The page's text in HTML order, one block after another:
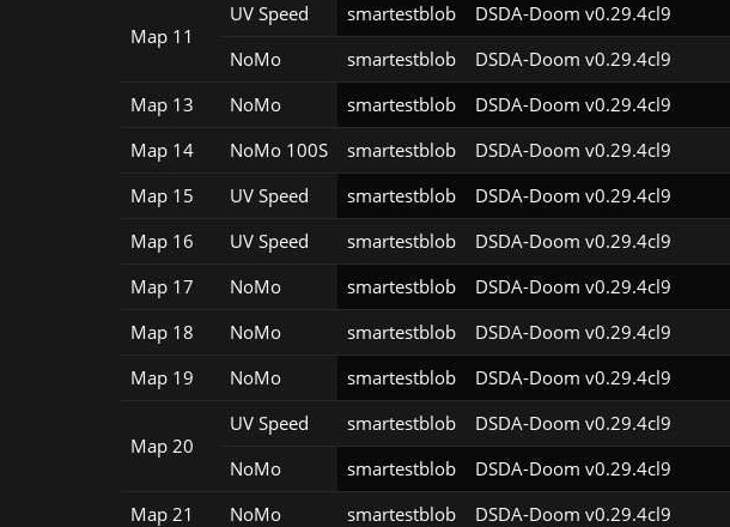
Map 11
UV Speed smartestblob DSDA-Doom v0.29.4cl9
NoMo smartestblob DSDA-Doom v0.29.4cl9
Map 13 NoMo smartestblob DSDA-Doom v0.29.4cl9
Map 14 NoMo 100S smartestblob DSDA-Doom v0.29.4cl9
Map 15 UV Speed smartestblob DSDA-Doom v0.29.4cl9
Map 16 UV Speed smartestblob DSDA-Doom v0.29.4cl9
Map 17 NoMo smartestblob DSDA-Doom v0.29.4cl9
Map 18 NoMo smartestblob DSDA-Doom v0.29.4cl9
Map 19 NoMo smartestblob DSDA-Doom v0.29.4cl9
Map 20
UV Speed smartestblob DSDA-Doom v0.29.4cl9
NoMo smartestblob DSDA-Doom v0.29.4cl9
Map 21 NoMo smartestblob DSDA-Doom v0.29.4cl9